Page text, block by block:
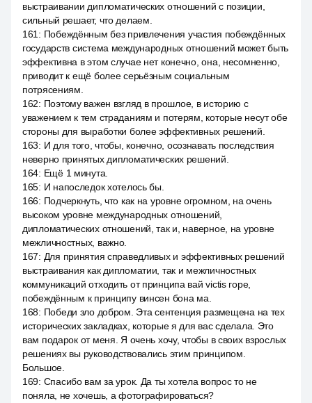
выстраивании дипломатических отношений с позиции,
сильный решает, что делаем.
161 : Побеждённым без привлечения участия побеждённых
государств система международных отношений может быть
эффективна в этом случае нет конечно, она, несомненно,
приводит к ещё более серьёзным социальным
потрясениям.
162: Поэтому важен взгляд в прошлое, в историю с
уважением к тем страданиям и потерям, которые несут обе
стороны для выработки более эффективных решений.
163: И для того, чтобы, конечно, осознавать последствия
неверно принятых дипломатических решений.
164: Ещё 1 минута.
165: И напоследок хотелось бы.
166: Подчеркнуть, что как на уровне огромном, на очень
высоком уровне международных отношений,
дипломатических отношений, так и, наверное, на уровне
межличностных, важно.
167: Для принятия справедливых и эффективных решений
выстраивания как дипломатии, так и межличностных
коммуникаций отходить от принципа вай victis горе,
побеждённым к принципу винсен бона ма.
168: Победи зло добром. Эта сентенция размещена на тех
исторических закладках, которые я для вас сделала. Это
вам подарок от меня. Я очень хочу, чтобы в своих взрослых
решениях вы руководствовались этим принципом.
Большое.
169: Спасибо вам за урок. Да ты хотела вопрос то не
поняла, не хочешь, а фотографироваться?